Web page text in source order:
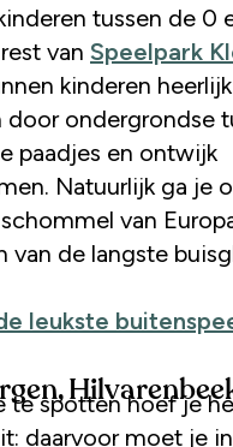
tussen de 0
van Speelpark
kinderen
door ondergrondse
paadjes en ontwijk
Natuurlijk ga je
van
van de langste
leukste
te spotten hoef je
daarvoor moet je in